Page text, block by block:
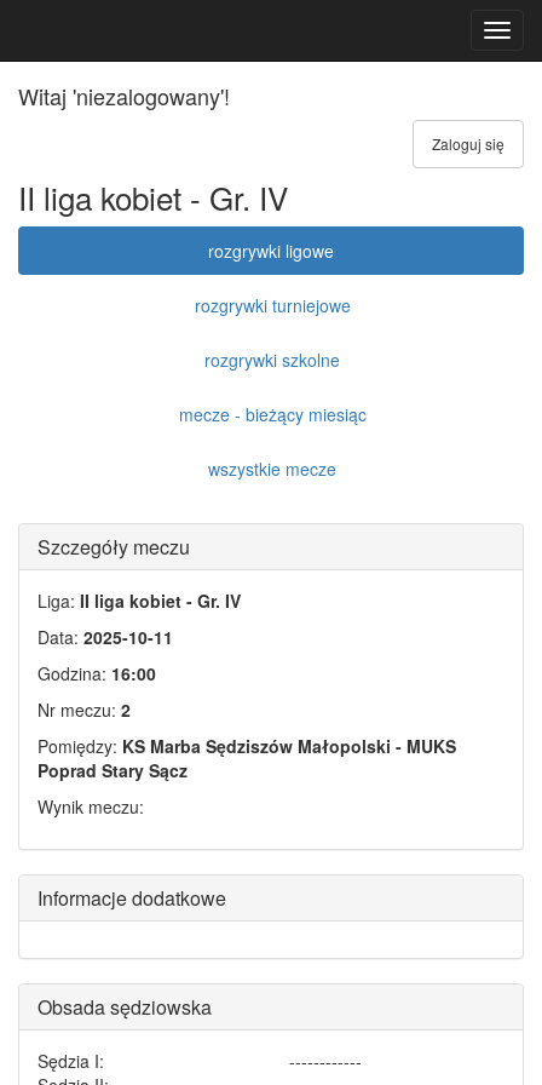
Witaj 'niezalogowany'!
Zaloguj się
II liga kobiet - Gr. IV
rozgrywki ligowe
rozgrywki turniejowe
rozgrywki szkolne
mecze - bieżący miesiąc
wszystkie mecze
Szczegóły meczu
Liga: II liga kobiet - Gr. IV
Data: 2025-10-11
Godzina: 16:00
Nr meczu: 2
Pomiędzy: KS Marba Sędziszów Małopolski - MUKS
Poprad Stary Sącz
Wynik meczu:
Informacje dodatkowe
Obsada sędziowska
Sędzia I:
------------